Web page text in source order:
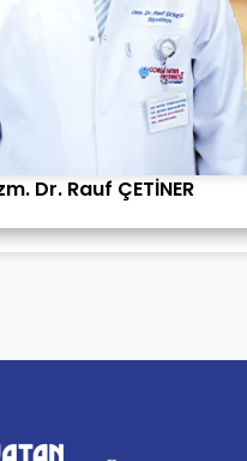
Dr. Rauf ÇETİNER